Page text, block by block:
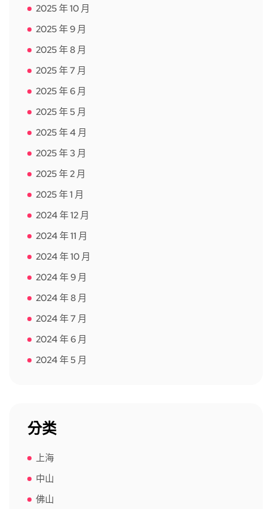
2025 年 10 月
2025 年 9 月
2025 年 8 月
2025 年 7 月
2025 年 6 月
2025 年 5 月
2025 年 4 月
2025 年 3 月
2025 年 2 月
2025 年 1 月
2024 年 12 月
2024 年 11 月
2024 年 10 月
2024 年 9 月
2024 年 8 月
2024 年 7 月
2024 年 6 月
2024 年 5 月
分类
上海
中山
佛山